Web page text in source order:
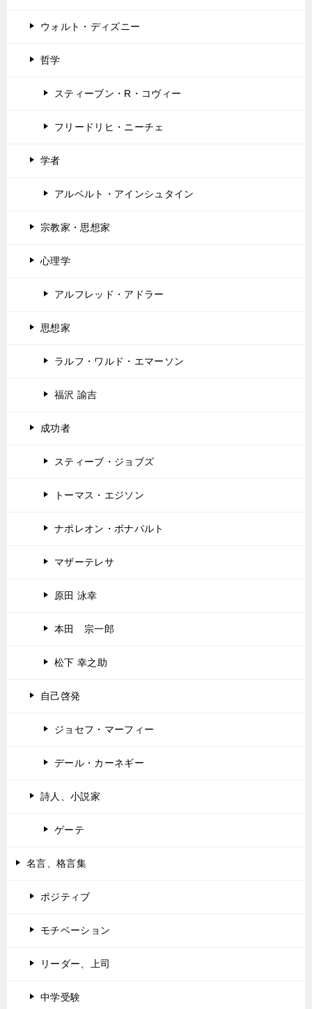
ウォルト・ディズニー
哲学
スティーブン・R・コヴィー
フリードリヒ・ニーチェ
学者
アルベルト・アインシュタイン
宗教家・思想家
心理学
アルフレッド・アドラー
思想家
ラルフ・ワルド・エマーソン
福沢 諭吉
成功者
スティーブ・ジョブズ
トーマス・エジソン
ナポレオン・ボナパルト
マザーテレサ
原田 泳幸
本田 宗一郎
松下 幸之助
自己啓発
ジョセフ・マーフィー
デール・カーネギー
詩人、小説家
ゲーテ
名言、格言集
ポジティブ
モチベーション
リーダー、上司
中学受験